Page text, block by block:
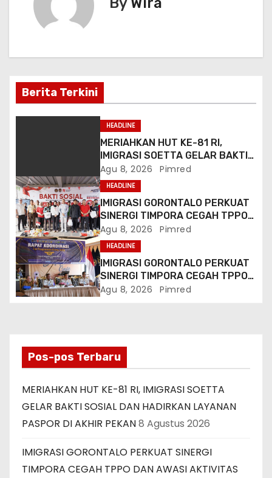
k er
s
p
Berita Terkini
HEADLINE
MERIAHKAN HUT KE-81 RI,
IMIGRASI SOETTA GELAR BAKTI
SOSIAL DAN HADIRKAN LAYANAN
PASPOR DI AKHIR PEKAN
Agu 8, 2026 Pimred
HEADLINE
IMIGRASI GORONTALO PERKUAT
SINERGI TIMPORA CEGAH TPPO
DAN AWASI AKTIVITAS ORANG
ASING DI GORONTALO UTARA
Agu 8, 2026 Pimred
HEADLINE
IMIGRASI GORONTALO PERKUAT
SINERGI TIMPORA CEGAH TPPO
DAN AWASI AKTIVITAS ORANG
Agu 8, 2026 Pimred
Pos-pos Terbaru
MERIAHKAN HUT KE-81 RI, IMIGRASI SOETTA
GELAR BAKTI SOSIAL DAN HADIRKAN LAYANAN
PASPOR DI AKHIR PEKAN8 Agustus 2026
IMIGRASI GORONTALO PERKUAT SINERGI
TIMPORA CEGAH TPPO DAN AWASI AKTIVITAS